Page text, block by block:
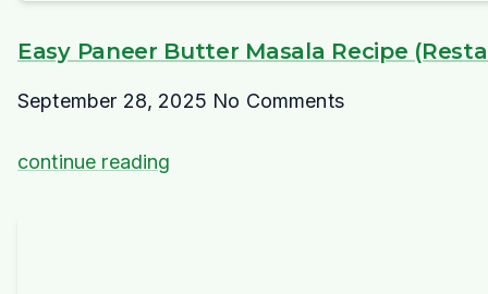
Easy Paneer Butter Masala Recipe
September 28, 2025 No Comments
continue reading